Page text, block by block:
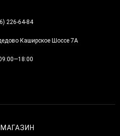
226-64-84
Каширское Шоссе 7А
МАГАЗИН